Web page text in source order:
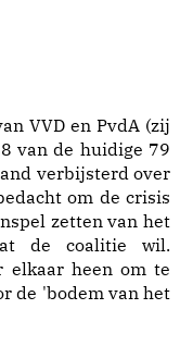
VVD en PvdA (zij
van de huidige 79
verbijsterd over
om de crisis
zetten van het
de coalitie wil.
elkaar heen om te
de 'bodem van het